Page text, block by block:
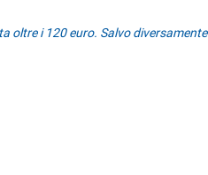
oltre i 120 euro. Salvo diversamente